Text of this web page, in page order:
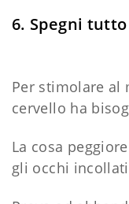
6. Spegni tutto
Per stimolare al
cervello ha
La cosa
gli occhi